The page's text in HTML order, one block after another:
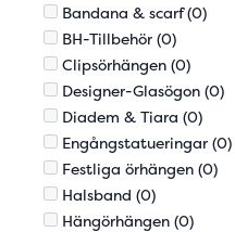
Bandana & scarf (0)
BH-Tillbehör (0)
Clipsörhängen (0)
Designer-Glasögon (0)
Diadem & Tiara (0)
Engångstatueringar (0)
Festliga örhängen (0)
Halsband (0)
Hängörhängen (0)